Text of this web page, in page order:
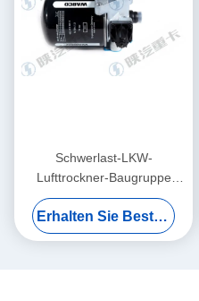
Schwerlast-LKW-
Lufttrockner-Baugruppe
DZ96189361000 Komplette
Einheit mit Druckluftregler-
Entlüftungsventil für
Erhalten Sie Besten Preis